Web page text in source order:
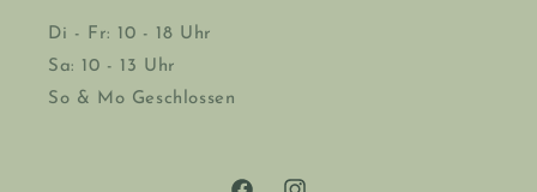
Di - Fr: 10 - 18 Uhr
Sa: 10 - 13 Uhr
So & Mo Geschlossen